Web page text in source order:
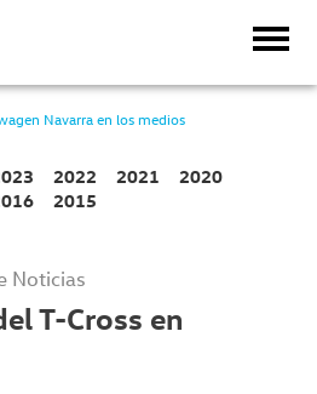
Navarra en los medios
2022 2021
2020
2015
Noticias
T-Cross en